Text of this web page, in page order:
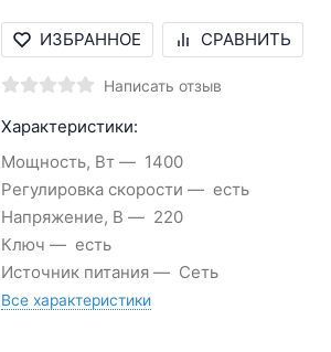
ИЗБРАННОЕ СРАВНИТЬ
Написать отзыв
Характеристики:
Мощность, Вт
1400
Регулировка скорости
есть
Напряжение, В
220
Ключ
есть
Источник питания
Сеть
Все характеристики